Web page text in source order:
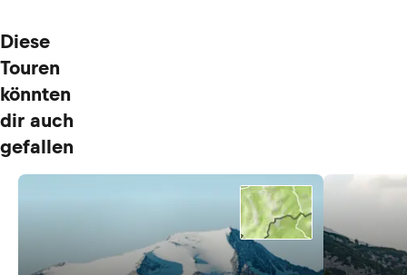
Diese
Touren
könnten
dir auch
gefallen